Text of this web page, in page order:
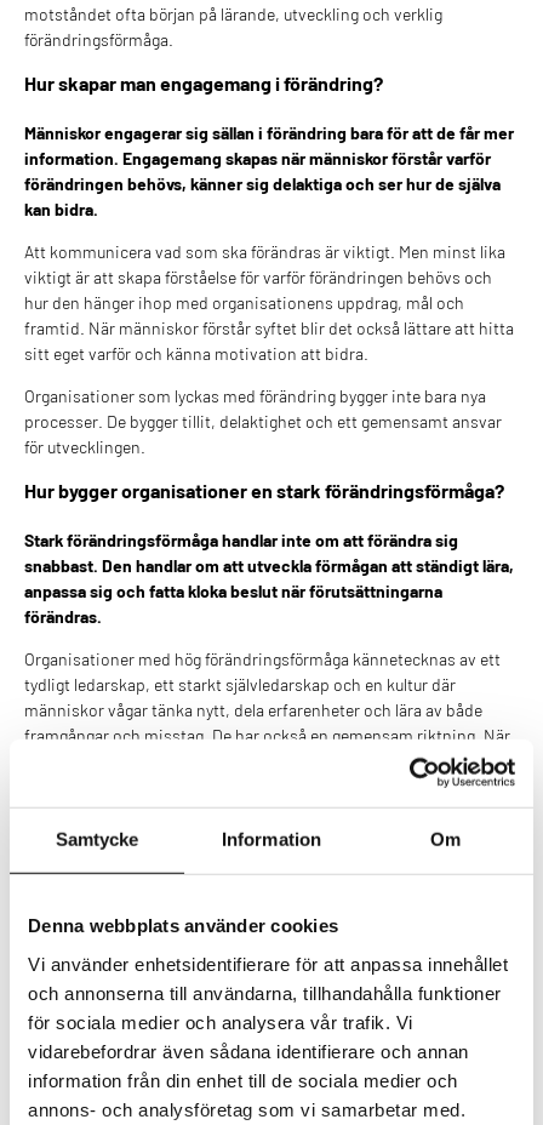
Samtycke Information Om
Denna webbplats använder cookies
Vi använder enhetsidentifierare för att anpassa innehållet
och annonserna till användarna, tillhandahålla funktioner
för sociala medier och analysera vår trafik. Vi
vidarebefordrar även sådana identifierare och annan
information från din enhet till de sociala medier och
annons- och analysföretag som vi samarbetar med.
motståndet ofta början på lärande, utveckling och verklig
förändringsförmåga.
Hur skapar man engagemang i förändring?
Människor engagerar sig sällan i förändring bara för att de får mer
information. Engagemang skapas när människor förstår varför
förändringen behövs, känner sig delaktiga och ser hur de själva
kan bidra.
Att kommunicera vad som ska förändras är viktigt. Men minst lika
viktigt är att skapa förståelse för varför förändringen behövs och
hur den hänger ihop med organisationens uppdrag, mål och
framtid. När människor förstår syftet blir det också lättare att hitta
sitt eget varför och känna motivation att bidra.
Organisationer som lyckas med förändring bygger inte bara nya
processer. De bygger tillit, delaktighet och ett gemensamt ansvar
för utvecklingen.
Hur bygger organisationer en stark förändringsförmåga?
Stark förändringsförmåga handlar inte om att förändra sig
snabbast. Den handlar om att utveckla förmågan att ständigt lära,
anpassa sig och fatta kloka beslut när förutsättningarna
förändras.
Organisationer med hög förändringsförmåga kännetecknas av ett
tydligt ledarskap, ett starkt självledarskap och en kultur där
människor vågar tänka nytt, dela erfarenheter och lära av både
framgångar och misstag. De har också en gemensam riktning. När
människor förstår varför organisationen finns, vart den är på väg
och varför förändringen är viktig blir det lättare att fatta beslut och
prioritera även när spelplanen förändras.
När förändring blir en naturlig del av vardagen blir organisationen
också bättre rustad att möta framtidens möjligheter och
AI förändrar inte bara tekniken – den förändrar hur vi arbetar,
samarbetar och fattar beslut. Därför blir människans
förändringsförmåga viktigare än någonsin.
När ny teknik utvecklas i snabb takt räcker det inte att lära sig nya
verktyg. Organisationer behöver också utveckla människors